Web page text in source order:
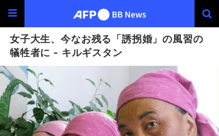
女子大生、今なお残る「誘拐婚」の風習の
犠牲者に - キルギスタン